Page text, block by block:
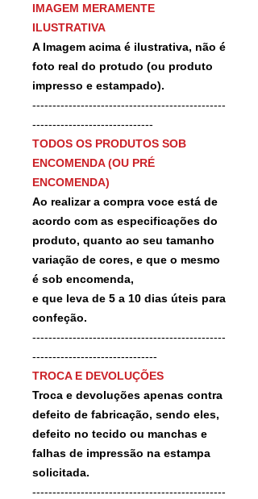
IMAGEM MERAMENTE
ILUSTRATIVA
A Imagem acima é ilustrativa, não é
foto real do protudo (ou produto
impresso e estampado).
------------------------------------------------
------------------------------
TODOS OS PRODUTOS SOB
ENCOMENDA (OU PRÉ
ENCOMENDA)
Ao realizar a compra voce está de
acordo com as especificações do
produto, quanto ao seu tamanho
variação de cores, e que o mesmo
é sob encomenda,
e que leva de 5 a 10 dias úteis para
confeção.
------------------------------------------------
-------------------------------
TROCA E DEVOLUÇÕES
Troca e devoluções apenas contra
defeito de fabricação, sendo eles,
defeito no tecido ou manchas e
falhas de impressão na estampa
solicitada.
------------------------------------------------